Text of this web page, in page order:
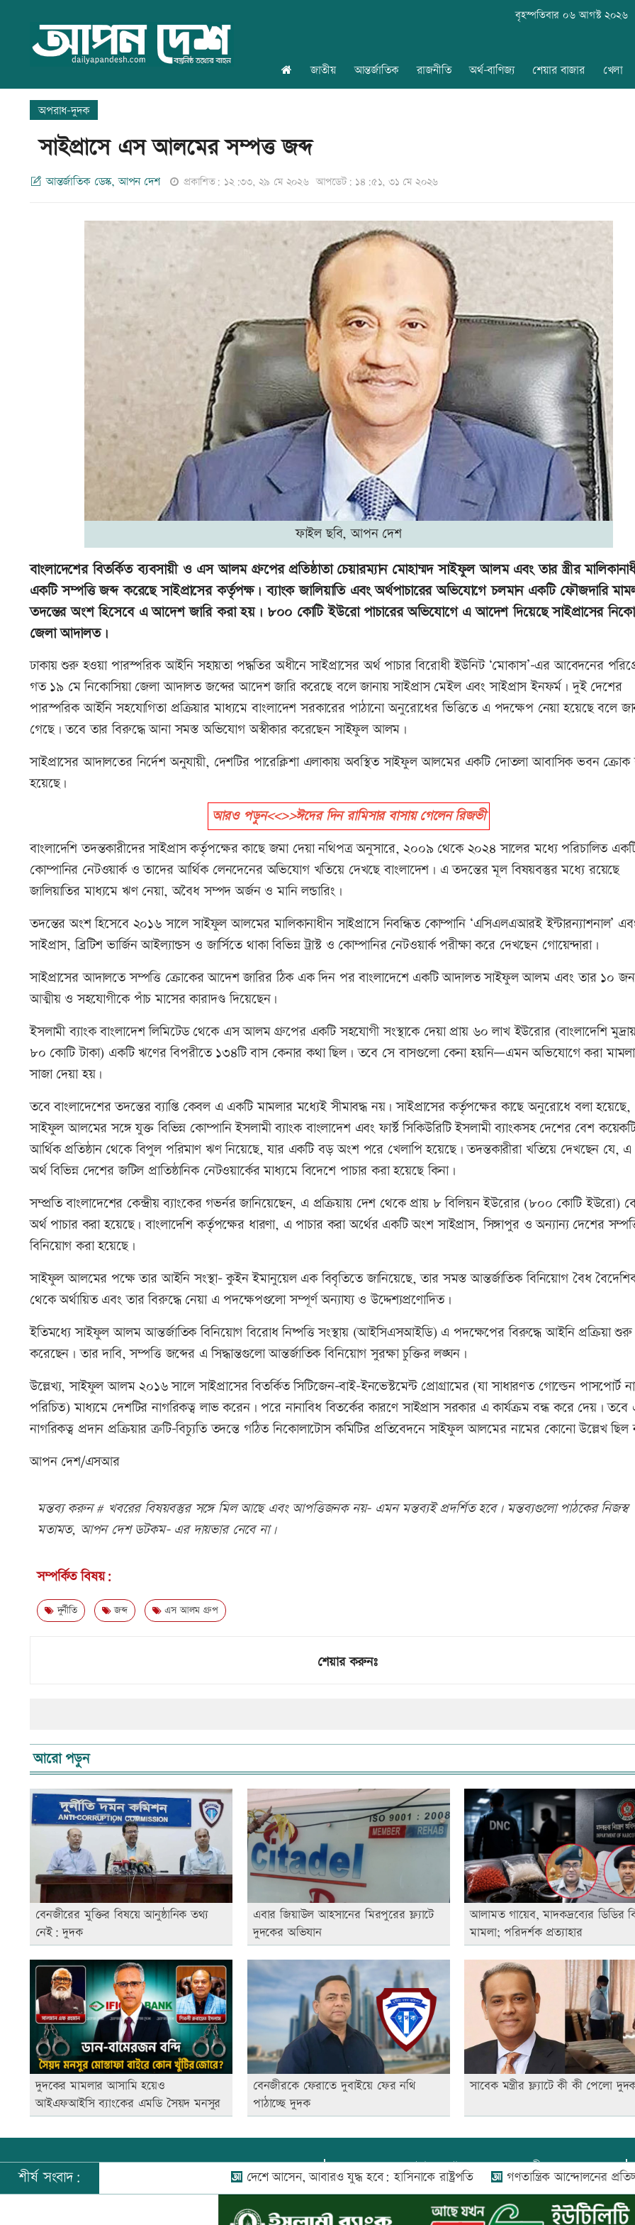
বৃহস্পতিবার ০৬ আগস্ট ২০২৬
জাতীয় আন্তর্জাতিক রাজনীতি অর্থ-বাণিজ্য শেয়ার বাজার খেলা
অপরাধ-দুদক
সাইপ্রাসে এস আলমের সম্পত্ত জব্দ
আন্তর্জাতিক ডেস্ক, আপন দেশ প্রকাশিত: ১২:৩৩, ২৯ মে ২০২৬ আপডেট: ১৪:৫১, ৩১ মে ২০২৬
ফাইল ছবি, আপন দেশ
বাংলাদেশের বিতর্কিত ব্যবসায়ী ও এস আলম গ্রুপের প্রতিষ্ঠাতা চেয়ারম্যান মোহাম্মদ সাইফুল আলম এবং তার স্ত্রীর
একটি সম্পত্তি জব্দ করেছে সাইপ্রাসের কর্তৃপক্ষ। ব্যাংক জালিয়াতি এবং অর্থপাচারের অভিযোগে চলমান একটি ফৌজদারি
তদন্তের অংশ হিসেবে এ আদেশ জারি করা হয়। ৮০০ কোটি ইউরো পাচারের অভিযোগে এ আদেশ দিয়েছে সাইপ্রাসের
জেলা আদালত।
ঢাকায় শুরু হওয়া পারস্পরিক আইনি সহায়তা পদ্ধতির অধীনে সাইপ্রাসের অর্থ পাচার বিরোধী ইউনিট ‘মোকাস’-এর আবেদনের
গত ১৯ মে নিকোসিয়া জেলা আদালত জব্দের আদেশ জারি করেছে বলে জানায় সাইপ্রাস মেইল এবং সাইপ্রাস ইনফর্ম। দুই দেশের
পারস্পরিক আইনি সহযোগিতা প্রক্রিয়ার মাধ্যমে বাংলাদেশ সরকারের পাঠানো অনুরোধের ভিত্তিতে এ পদক্ষেপ নেয়া হয়েছে বলে
গেছে। তবে তার বিরুদ্ধে আনা সমস্ত অভিযোগ অস্বীকার করেছেন সাইফুল আলম।
সাইপ্রাসের আদালতের নির্দেশ অনুযায়ী, দেশটির পারেক্লিশা এলাকায় অবস্থিত সাইফুল আলমের একটি দোতলা আবাসিক ভবন ক্রোক
হয়েছে।
আরও পড়ুন<<>>ঈদের দিন রামিসার বাসায় গেলেন রিজভী
বাংলাদেশি তদন্তকারীদের সাইপ্রাস কর্তৃপক্ষের কাছে জমা দেয়া নথিপত্র অনুসারে, ২০০৯ থেকে ২০২৪ সালের মধ্যে পরিচালিত
কোম্পানির নেটওয়ার্ক ও তাদের আর্থিক লেনদেনের অভিযোগ খতিয়ে দেখছে বাংলাদেশ। এ তদন্তের মূল বিষয়বস্তুর মধ্যে রয়েছে
জালিয়াতির মাধ্যমে ঋণ নেয়া, অবৈধ সম্পদ অর্জন ও মানি লন্ডারিং।
তদন্তের অংশ হিসেবে ২০১৬ সালে সাইফুল আলমের মালিকানাধীন সাইপ্রাসে নিবন্ধিত কোম্পানি ‌‘এসিএলএআরই ইন্টারন্যাশনাল’
সাইপ্রাস, ব্রিটিশ ভার্জিন আইল্যান্ডস ও জার্সিতে থাকা বিভিন্ন ট্রাস্ট ও কোম্পানির নেটওয়ার্ক পরীক্ষা করে দেখছেন গোয়েন্দারা।
সাইপ্রাসের আদালতে সম্পত্তি ক্রোকের আদেশ জারির ঠিক এক দিন পর বাংলাদেশে একটি আদালত সাইফুল আলম এবং তার ১০ জন
আত্মীয় ও সহযোগীকে পাঁচ মাসের কারাদণ্ড দিয়েছেন।
ইসলামী ব্যাংক বাংলাদেশ লিমিটেড থেকে এস আলম গ্রুপের একটি সহযোগী সংস্থাকে দেয়া প্রায় ৬০ লাখ ইউরোর (বাংলাদেশি
৮০ কোটি টাকা) একটি ঋণের বিপরীতে ১৩৪টি বাস কেনার কথা ছিল। তবে সে বাসগুলো কেনা হয়নি—এমন অভিযোগে করা
সাজা দেয়া হয়।
তবে বাংলাদেশের তদন্তের ব্যাপ্তি কেবল এ একটি মামলার মধ্যেই সীমাবদ্ধ নয়। সাইপ্রাসের কর্তৃপক্ষের কাছে অনুরোধে বলা হয়েছে,
সাইফুল আলমের সঙ্গে যুক্ত বিভিন্ন কোম্পানি ইসলামী ব্যাংক বাংলাদেশ এবং ফার্স্ট সিকিউরিটি ইসলামী ব্যাংকসহ দেশের বেশ
আর্থিক প্রতিষ্ঠান থেকে বিপুল পরিমাণ ঋণ নিয়েছে, যার একটি বড় অংশ পরে খেলাপি হয়েছে। তদন্তকারীরা খতিয়ে দেখছেন যে,
অর্থ বিভিন্ন দেশের জটিল প্রাতিষ্ঠানিক নেটওয়ার্কের মাধ্যমে বিদেশে পাচার করা হয়েছে কিনা।
সম্প্রতি বাংলাদেশের কেন্দ্রীয় ব্যাংকের গভর্নর জানিয়েছেন, এ প্রক্রিয়ায় দেশ থেকে প্রায় ৮ বিলিয়ন ইউরোর (৮০০ কোটি ইউরো)
অর্থ পাচার করা হয়েছে। বাংলাদেশি কর্তৃপক্ষের ধারণা, এ পাচার করা অর্থের একটি অংশ সাইপ্রাস, সিঙ্গাপুর ও অন্যান্য দেশের
বিনিয়োগ করা হয়েছে।
সাইফুল আলমের পক্ষে তার আইনি সংস্থা- কুইন ইমানুয়েল এক বিবৃতিতে জানিয়েছে, তার সমস্ত আন্তর্জাতিক বিনিয়োগ বৈধ
থেকে অর্থায়িত এবং তার বিরুদ্ধে নেয়া এ পদক্ষেপগুলো সম্পূর্ণ অন্যায্য ও উদ্দেশ্যপ্রণোদিত।
ইতিমধ্যে সাইফুল আলম আন্তর্জাতিক বিনিয়োগ বিরোধ নিষ্পত্তি সংস্থায় (আইসিএসআইডি) এ পদক্ষেপের বিরুদ্ধে আইনি প্রক্রিয়া শুরু
করেছেন। তার দাবি, সম্পত্তি জব্দের এ সিদ্ধান্তগুলো আন্তর্জাতিক বিনিয়োগ সুরক্ষা চুক্তির লঙ্ঘন।
উল্লেখ্য, সাইফুল আলম ২০১৬ সালে সাইপ্রাসের বিতর্কিত সিটিজেন-বাই-ইনভেস্টমেন্ট প্রোগ্রামের (যা সাধারণত গোল্ডেন পাসপোর্ট
পরিচিত) মাধ্যমে দেশটির নাগরিকত্ব লাভ করেন। পরে নানাবিধ বিতর্কের কারণে সাইপ্রাস সরকার এ কার্যক্রম বন্ধ করে দেয়। তবে
নাগরিকত্ব প্রদান প্রক্রিয়ার ত্রুটি-বিচ্যুতি তদন্তে গঠিত নিকোলাটোস কমিটির প্রতিবেদনে সাইফুল আলমের নামের কোনো উল্লেখ ছিল
আপন দেশ/এসআর
মন্তব্য করুন # খবরের বিষয়বস্তুর সঙ্গে মিল আছে এবং আপত্তিজনক নয়- এমন মন্তব্যই প্রদর্শিত হবে। মন্তব্যগুলো পাঠকের নিজস্ব
মতামত, আপন দেশ ডটকম- এর দায়ভার নেবে না।
সম্পর্কিত বিষয়:
দুর্নীতি জব্দ এস আলম গ্রুপ
শেয়ার করুনঃ
আরো পড়ুন
বেনজীরের মুক্তির বিষয়ে আনুষ্ঠানিক তথ্য
নেই: দুদক
এবার জিয়াউল আহসানের মিরপুরের ফ্ল্যাটে
দুদকের অভিযান
আলামত গায়েব, মাদকদ্রব্যের ডিডির
মামলা; পরিদর্শক প্রত্যাহার
দুদকের মামলার আসামি হয়েও
আইএফআইসি ব্যাংকের এমডি সৈয়দ মনসুর
বেনজীরকে ফেরাতে দুবাইয়ে ফের নথি
পাঠাচ্ছে দুদক
সাবেক মন্ত্রীর ফ্ল্যাটে কী কী পেলো
প্রধান সম্পাদক:আফজাল বারী
প্রোমিতা আফরিন কর্তৃক সম্পাদিত ও প্রকাশিত
সি-৫০১, ৬ষ্ঠতলা, আল রাজী কমপ্লেক্স, ১৬৬-১৬৭
শীর্ষ সংবাদ: দেশে আসেন, আবারও যুদ্ধ হবে: হাসিনাকে রাষ্ট্রপতি গণতান্ত্রিক আন্দোলনের প্রতিচ্ছবি জুলাই